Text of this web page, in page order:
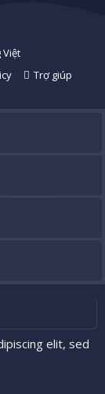
Trợ giúp
elit, sed